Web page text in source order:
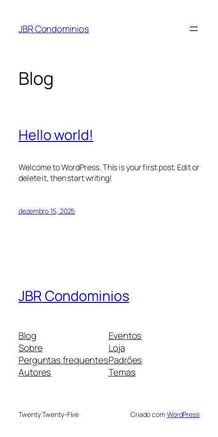
JBR Condominios
Blog
Hello world!
Welcome to WordPress. This is your first post. Edit or
delete it, then start writing!
dezembro 15, 2025
JBR Condominios
Blog
Sobre
Perguntas frequentes
Autores
Eventos
Loja
Padrões
Temas
Twenty Twenty-Five Criado com WordPress